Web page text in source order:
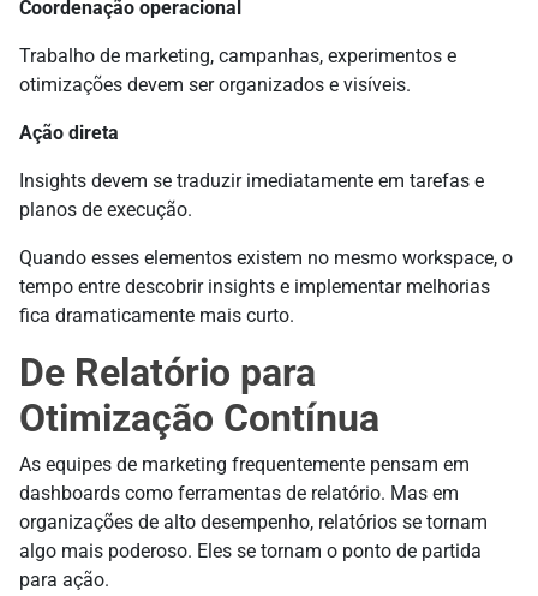
Coordenação operacional
Trabalho de marketing, campanhas, experimentos e
otimizações devem ser organizados e visíveis.
Ação direta
Insights devem se traduzir imediatamente em tarefas e
planos de execução.
Quando esses elementos existem no mesmo workspace, o
tempo entre descobrir insights e implementar melhorias
fica dramaticamente mais curto.
De Relatório para
Otimização Contínua
As equipes de marketing frequentemente pensam em
dashboards como ferramentas de relatório. Mas em
organizações de alto desempenho, relatórios se tornam
algo mais poderoso. Eles se tornam o ponto de partida
para ação.